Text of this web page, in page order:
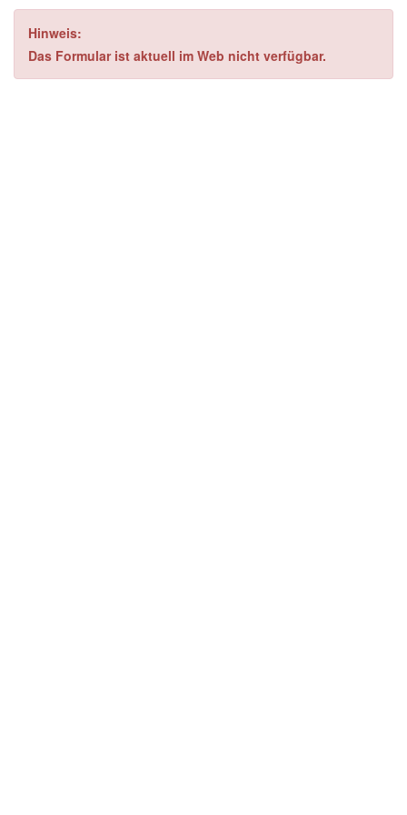
Hinweis:
Das Formular ist aktuell im Web nicht verfügbar.